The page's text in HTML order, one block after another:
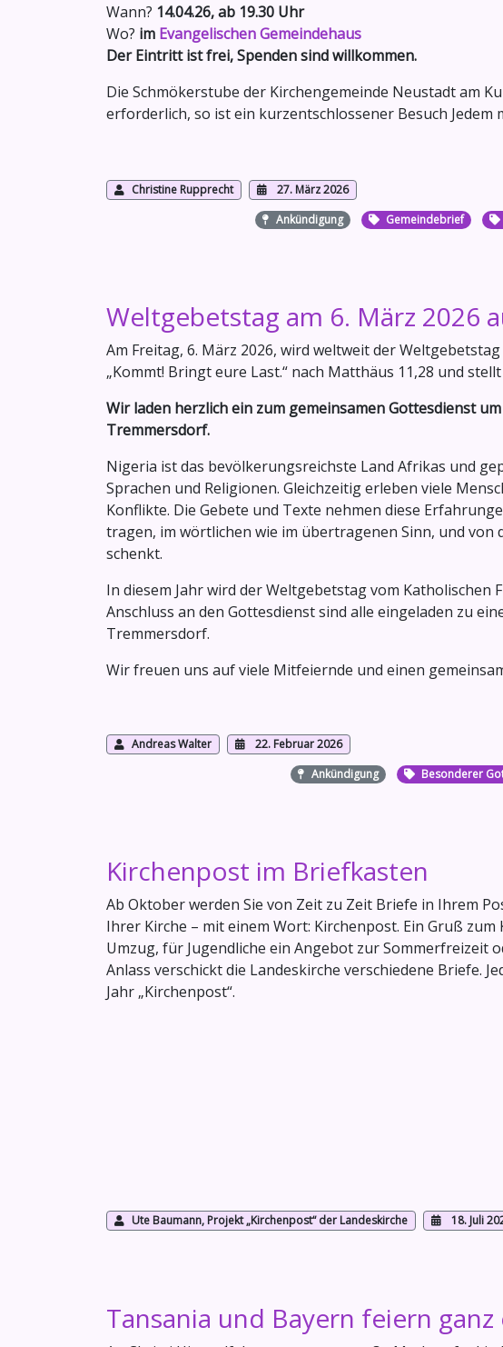
Wann? 14.04.26, ab 19.30 Uhr
Wo? im Evangelischen Gemeindehaus
Der Eintritt ist frei, Spenden sind willkommen.
Die Schmökerstube der Kirchengemeinde Neustadt am
erforderlich, so ist ein kurzentschlossener Besuch Jedem
Christine Rupprecht
27. März 2026
Ankündigung
Gemeindebrief
Weltgebetstag am 6. März 2026
Am Freitag, 6. März 2026, wird weltweit der
„Kommt! Bringt eure Last.“ nach Matthäus 11,28 und
Wir laden herzlich ein zum gemeinsamen Gottesdienst
Tremmersdorf.
Nigeria ist das bevölkerungsreichste Land Afrikas und
Sprachen und Religionen. Gleichzeitig erleben viele
Konflikte. Die Gebete und Texte nehmen diese
tragen, im wörtlichen wie im übertragenen Sinn, und
schenkt.
In diesem Jahr wird der Weltgebetstag vom
Anschluss an den Gottesdienst sind alle eingeladen zu
Tremmersdorf.
Wir freuen uns auf viele Mitfeiernde und einen
Andreas Walter
22. Februar 2026
Ankündigung
Besonderer
Kirchenpost im Briefkasten
Ab Oktober werden Sie von Zeit zu Zeit Briefe in Ihrem
Ihrer Kirche – mit einem Wort: Kirchenpost. Ein Gruß
Umzug, für Jugendliche ein Angebot zur Sommerfreizeit
Anlass verschickt die Landeskirche verschiedene Briefe.
Jahr „Kirchenpost“.
Ute Baumann, Projekt „Kirchenpost“ der Landeskirche 18. Juli
Tansania und Bayern feiern